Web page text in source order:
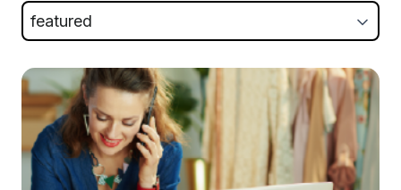
featured